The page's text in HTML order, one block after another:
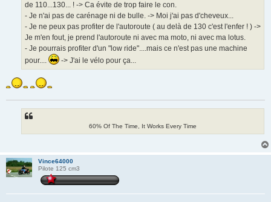
de 110...130... ! -> Ca évite de trop faire le con.
- Je n'ai pas de carénage ni de bulle. -> Moi j'ai pas d'cheveux...
- Je ne peux pas profiter de l'autoroute ( au delà de 130 c'est l'enfer ! ) ->
Je m'en fout, je prend l'autoroute ni avec ma moto, ni avec ma lotus.
- Je pourrais profiter d'un "low ride"....mais ce n'est pas une machine
pour....
-> J'ai le vélo pour ça...
60% Of The Time, It Works Every Time
Vince64000
Pilote 125 cm3